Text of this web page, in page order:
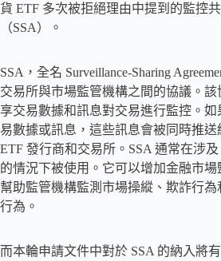
貨 ETF 多次被拒絕理由中提到的監控
（SSA）。
SSA，全名 Surveillance-Sharing
交易所與市場監管機構之間的協議。
享交易數據和訊息對交易進行監控。如
易數據或訊息，這些訊息會被同時推送
ETF 發行商和交易所。SSA 通常在涉
的情況下被使用。它可以增加金融市場
幫助監管機構監測市場操縱、欺詐行為
行為。
而本輪申請文件中對於 SSA 的納入將